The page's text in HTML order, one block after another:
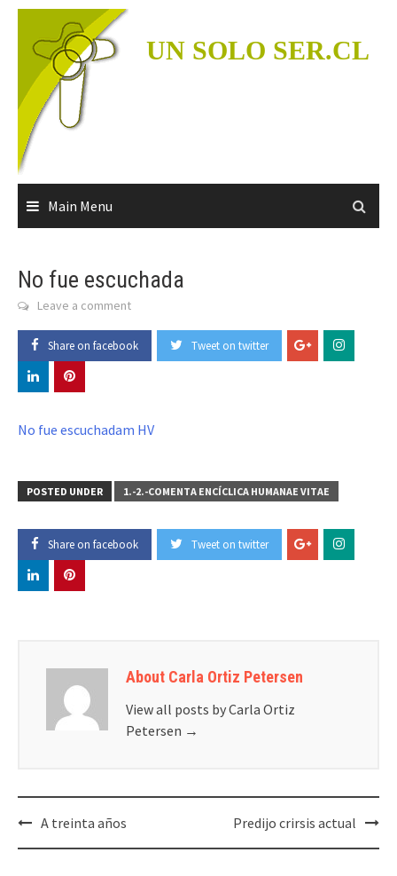
Skip
content
UN SOLO SER.CL
Main Menu
No fue escuchada
Leave a comment
Share on facebook Tweet on twitter
No fue escuchadam HV
POSTED UNDER 1.-2.-COMENTA ENCÍCLICA HUMANAE VITAE
Share on facebook Tweet on twitter
About Carla Ortiz Petersen
View all posts by Carla Ortiz
Petersen →
Post
navigation
A treinta años Predijo crirsis actual